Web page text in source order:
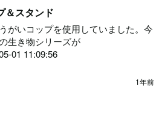
＆スタンド
がいコップを使用していました。今
生き物シリーズが
2025-05-01 11:09:56
1年前